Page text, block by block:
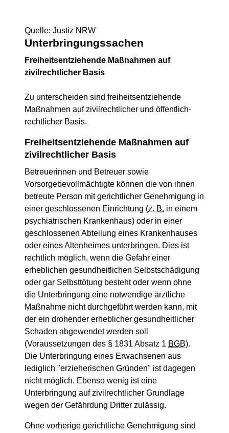
Quelle: Justiz NRW
Unterbringungssachen
Freiheitsentziehende Maßnahmen auf
zivilrechtlicher Basis
Zu unterscheiden sind freiheitsentziehende
Maßnahmen auf zivilrechtlicher und öffentlich-
rechtlicher Basis.
Freiheitsentziehende Maßnahmen auf
zivilrechtlicher Basis
Betreuerinnen und Betreuer sowie
Vorsorgebevollmächtigte können die von ihnen
betreute Person mit gerichtlicher Genehmigung in
einer geschlossenen Einrichtung (z. B. in einem
psychiatrischen Krankenhaus) oder in einer
geschlossenen Abteilung eines Krankenhauses
oder eines Altenheimes unterbringen. Dies ist
rechtlich möglich, wenn die Gefahr einer
erheblichen gesundheitlichen Selbstschädigung
oder gar Selbsttötung besteht oder wenn ohne
die Unterbringung eine notwendige ärztliche
Maßnahme nicht durchgeführt werden kann, mit
der ein drohender erheblicher gesundheitlicher
Schaden abgewendet werden soll
(Voraussetzungen des § 1831 Absatz 1 BGB).
Die Unterbringung eines Erwachsenen aus
lediglich "erzieherischen Gründen" ist dagegen
nicht möglich. Ebenso wenig ist eine
Unterbringung auf zivilrechtlicher Grundlage
wegen der Gefährdung Dritter zulässig.
Ohne vorherige gerichtliche Genehmigung sind